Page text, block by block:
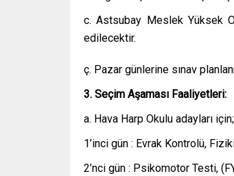
c. Astsubay Meslek Yüksek
edilecektir.
ç. Pazar günlerine sınav
3. Seçim Aşaması Faaliyetleri:
a. Hava Harp Okulu adayları için;
1’inci gün : Evrak Kontrolü,
2’nci gün : Psikomotor Testi,